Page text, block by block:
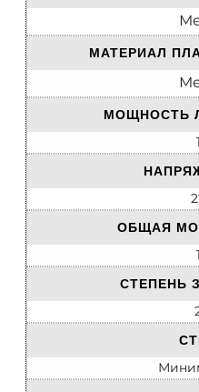
МАТЕРИАЛ
МОЩНОСТЬ
ОБЩАЯ
СТЕПЕНЬ